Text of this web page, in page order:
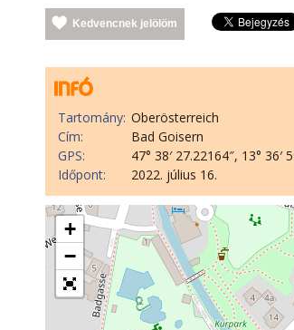
Kedvencnek jelölöm
Tartomány: Oberösterreich
Cím:
Bad Goisern
GPS:
47° 38′ 27.22164″, 13° 36′
Időpont:
2022. július 16.
+
−